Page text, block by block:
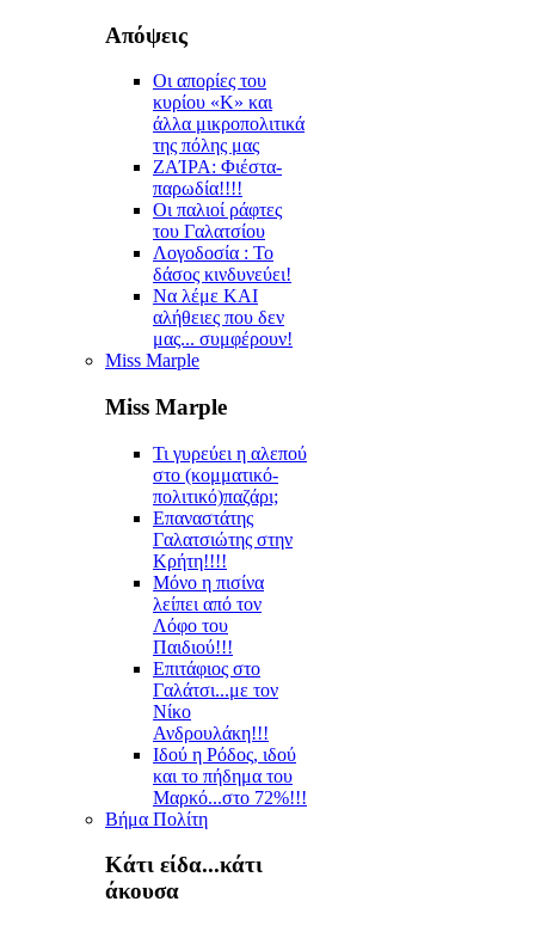
Απόψεις
Οι απορίες του
κυρίου «Κ» και
άλλα μικροπολιτικά
της πόλης μας
ZAΊΡΑ: Φιέστα-
παρωδία!!!!
Οι παλιοί ράφτες
του Γαλατσίου
Λογοδοσία : Το
δάσος κινδυνεύει!
Να λέμε ΚΑΙ
αλήθειες που δεν
μας... συμφέρουν!
Miss Marple
Miss Marple
Τι γυρεύει η αλεπού
στο (κομματικό-
πολιτικό)παζάρι;
Επαναστάτης
Γαλατσιώτης στην
Κρήτη!!!!
Μόνο η πισίνα
λείπει από τον
Λόφο του
Παιδιού!!!
Επιτάφιος στο
Γαλάτσι...με τον
Νίκο
Ανδρουλάκη!!!
Ιδού η Ρόδος, ιδού
και το πήδημα του
Μαρκό...στο 72%!!!
Βήμα Πολίτη
Κάτι είδα...κάτι
άκουσα